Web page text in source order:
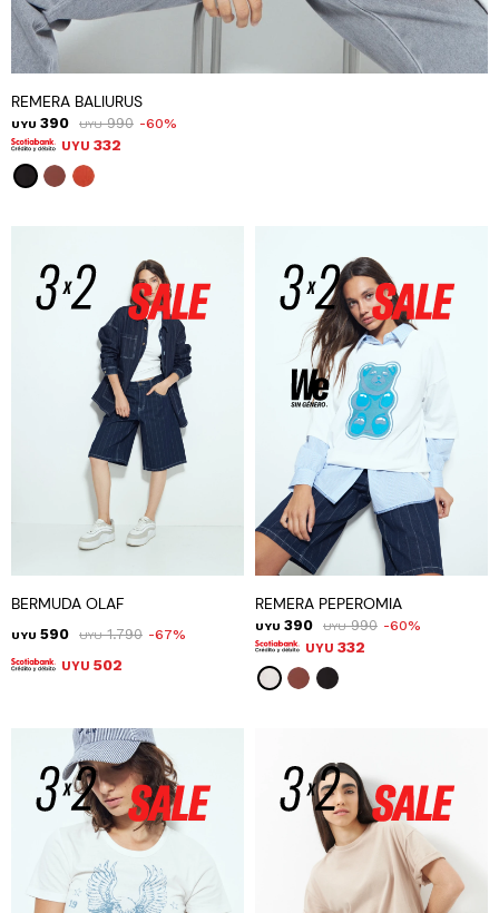
REMERA BALIURUS
UYU 390 UYU 990 60
UYU 332
BERMUDA OLAF
UYU 590 UYU 1.790 67
UYU 502
REMERA PEPEROMIA
UYU 390 UYU 990 60
UYU 332